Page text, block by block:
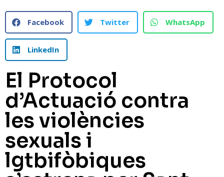
Facebook Twitter WhatsApp
LinkedIn
El Protocol
d’Actuació contra
les violències
sexuals i
lgtbifòbiques